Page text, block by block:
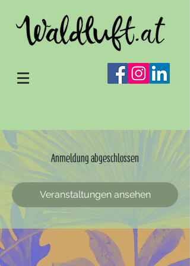
Anmeldung abgeschlossen
Veranstaltungen ansehen